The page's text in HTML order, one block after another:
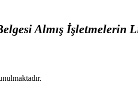
Almış İşletmelerin